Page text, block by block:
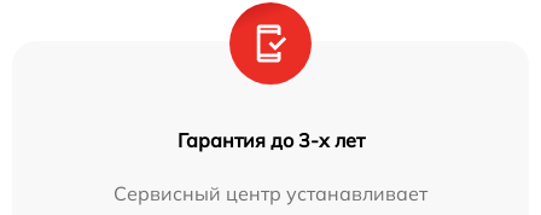
Гарантия до 3-х лет
Сервисный центр устанавливает